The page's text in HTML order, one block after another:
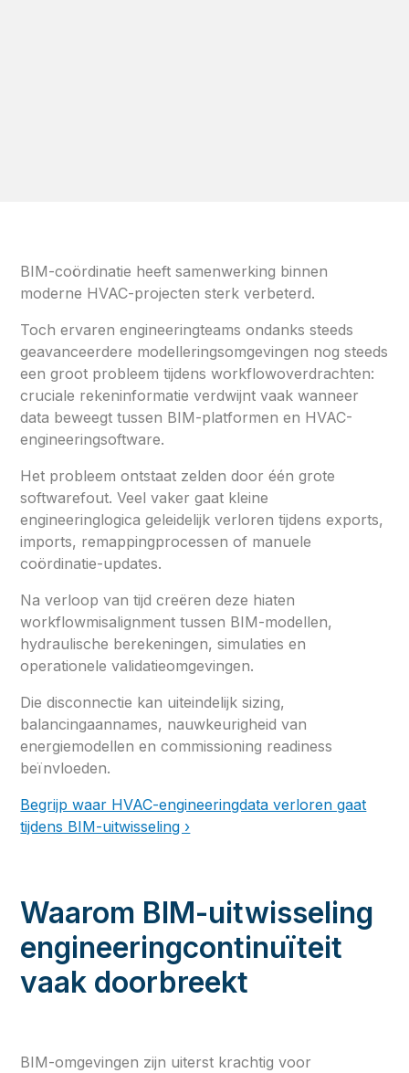
BIM-coördinatie heeft samenwerking binnen
moderne HVAC-projecten sterk verbeterd.
Toch ervaren engineeringteams ondanks steeds
geavanceerdere modelleringsomgevingen nog steeds
een groot probleem tijdens workflowoverdrachten:
cruciale rekeninformatie verdwijnt vaak wanneer
data beweegt tussen BIM-platformen en HVAC-
engineeringsoftware.
Het probleem ontstaat zelden door één grote
softwarefout. Veel vaker gaat kleine
engineeringlogica geleidelijk verloren tijdens exports,
imports, remappingprocessen of manuele
coördinatie-updates.
Na verloop van tijd creëren deze hiaten
workflowmisalignment tussen BIM-modellen,
hydraulische berekeningen, simulaties en
operationele validatieomgevingen.
Die disconnectie kan uiteindelijk sizing,
balancingaannames, nauwkeurigheid van
energiemodellen en commissioning readiness
beïnvloeden.
Begrijp waar HVAC-engineeringdata verloren gaat
tijdens BIM-uitwisseling ›
Waarom BIM-uitwisseling
engineeringcontinuïteit
vaak doorbreekt
BIM-omgevingen zijn uiterst krachtig voor